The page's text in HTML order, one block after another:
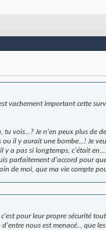
vachement important cette
vois...? Je n'en peux plus de
il y aurait une bombe...! Je
y a pas si longtemps, c'était
parfaitement d'accord pour
de moi, que ma vie compte
pour leur propre sécurité
nous est menacé.., que